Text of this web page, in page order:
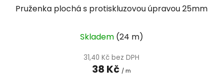
Pruženka plochá s protiskluzovou úpravou 25mm
Skladem (24 m)
31,40 Kč bez DPH
38 Kč / m